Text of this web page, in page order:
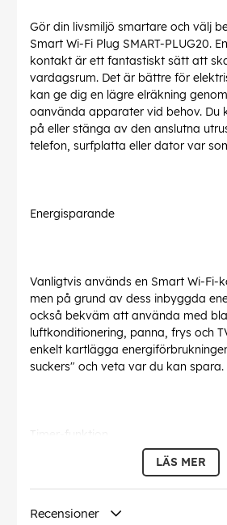
Gör din livsmiljö smartare och välj
Smart Wi-Fi Plug SMART-PLUG20.
kontakt är ett fantastiskt sätt att
vardagsrum. Det är bättre för
kan ge dig en lägre elräkning
oanvända apparater vid behov. Du
på eller stänga av den anslutna
telefon, surfplatta eller dator var
Energisparande
Vanligtvis används en Smart Wi-Fi-
men på grund av dess inbyggda
också bekväm att använda med
luftkonditionering, panna, frys och
enkelt kartlägga
suckers" och veta var du kan spara.
Timer-funktion
varmvattenberedaren på natten
LÄS MER
Recensioner